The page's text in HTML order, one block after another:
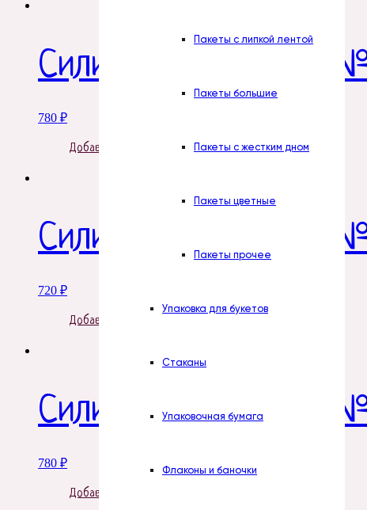
Пакеты с липкой лентой
Пакеты большие
Пакеты с жестким дном
Пакеты цветные
Пакеты прочее
Упаковка для букетов
Стаканы
Упаковочная бумага
Флаконы и баночки
Силиконовая форма
780 ₽
Добавить в корзину
Силиконовая форма
720 ₽
Добавить в корзину
Силиконовая форма
780 ₽
Добавить в корзину